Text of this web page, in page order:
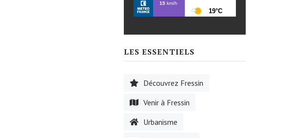
LES ESSENTIELS
Découvrez Fressin
Venir à Fressin
Urbanisme